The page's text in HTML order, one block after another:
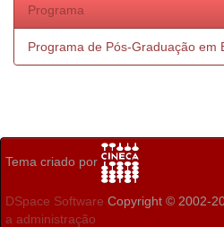
Programa
Programa de Pós-Graduação em
Tema criado por
DSpace Software Copyright © 2002-
a administração